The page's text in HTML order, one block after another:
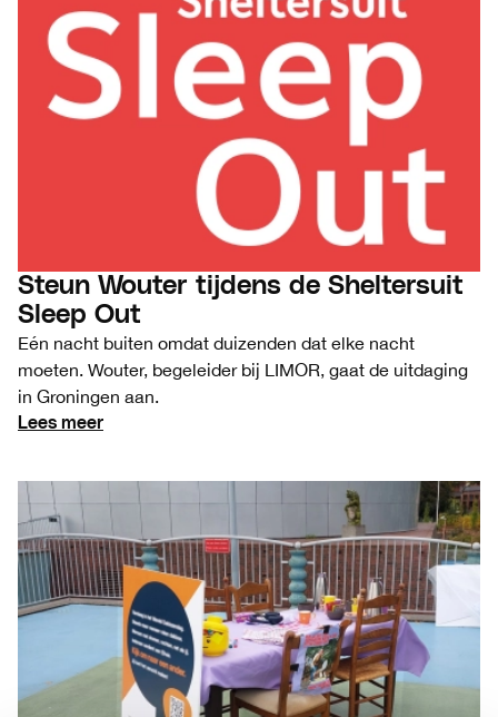
Steun Wouter tijdens de Sheltersuit
Sleep Out
Eén nacht buiten omdat duizenden dat elke nacht
moeten. Wouter, begeleider bij LIMOR, gaat de uitdaging
in Groningen aan.
Lees meer